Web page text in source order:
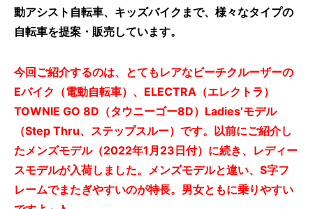
動アシスト自転車、キッズバイクまで、様々なタイプの
自転車を提案・販売しています。
今回ご紹介するのは、とてもレアなビーチクルーザーの
Eバイク（電動自転車）、ELECTRA（エレクトラ）
TOWNIE GO 8D（タウニーゴー8D）Ladies’モデル
（Step Thru、ステップスルー）です。以前にご紹介し
たメンズモデル（2022年1月23日付）に続き、レディー
スモデルが入荷しました。メンズモデルと違い、S字フ
レームでまたぎやすいのが特長。男女ともに乗りやすい